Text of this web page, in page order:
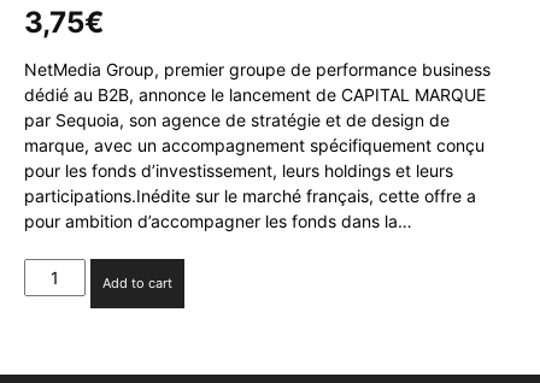
3,75€
NetMedia Group, premier groupe de performance business
dédié au B2B, annonce le lancement de CAPITAL MARQUE
par Sequoia, son agence de stratégie et de design de
marque, avec un accompagnement spécifiquement conçu
pour les fonds d’investissement, leurs holdings et leurs
participations.Inédite sur le marché français, cette offre a
pour ambition d’accompagner les fonds dans la…
NetMedia
Group
lancement
Add to cart